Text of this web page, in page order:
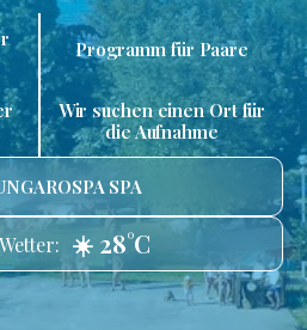
Programm für Paare
Wir suchen einen Ort für
die Aufnahme
SPA
☀️ 28°C